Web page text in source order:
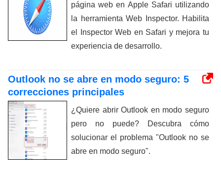
página web en Apple Safari utilizando
la herramienta Web Inspector. Habilita
el Inspector Web en Safari y mejora tu
experiencia de desarrollo.
Outlook no se abre en modo seguro: 5
correcciones principales
¿Quiere abrir Outlook en modo seguro
pero no puede? Descubra cómo
solucionar el problema "Outlook no se
abre en modo seguro".